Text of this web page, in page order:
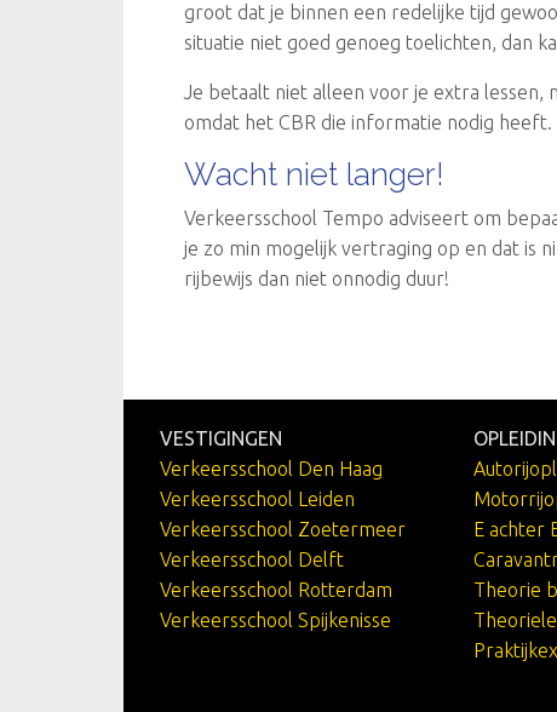
groot dat je binnen een redelijke tijd
situatie niet goed genoeg toelichten, dan
Je betaalt niet alleen voor je extra lessen,
omdat het CBR die informatie nodig
Wacht niet langer!
Verkeersschool Tempo adviseert om
je zo min mogelijk vertraging op en dat is
rijbewijs dan niet onnodig duur!
VESTIGINGEN
Verkeersschool Den Haag
Verkeersschool Leiden
Verkeersschool Zoetermeer
Verkeersschool Delft
Verkeersschool Rotterdam
Verkeersschool Spijkenisse
E achter
Theorie